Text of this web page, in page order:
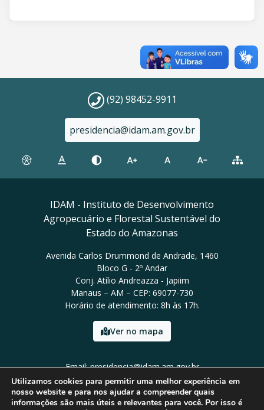
(92) 98452-9911
presidencia@idam.am.gov.br
IDAM - Instituto de Desenvolvimento
Agropecuário e Florestal Sustentável do
Estado do Amazonas
Avenida Carlos Drummond de Andrade, 1460
Bloco G - 2º Andar
Conj. Atílio Andreazza - Japiim
Manaus – AM – CEP: 69077-730
Horário de atendimento: 8h às 17h.
Ver no mapa
Email: presidencia@idam.am.gov.br
Tel: (92) 98452-9911
Utilizamos cookies para permitir uma melhor experiência em
nosso website e para nos ajudar a compreender quais
informações são mais úteis e relevantes para você. Por isso é